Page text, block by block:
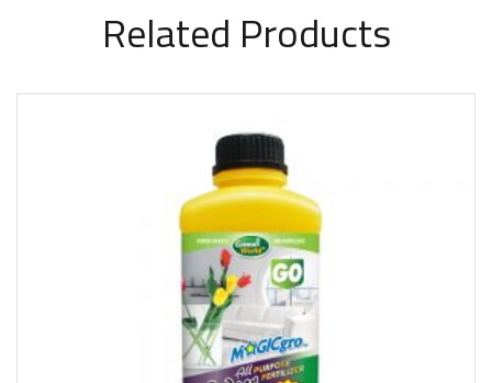
Related Products